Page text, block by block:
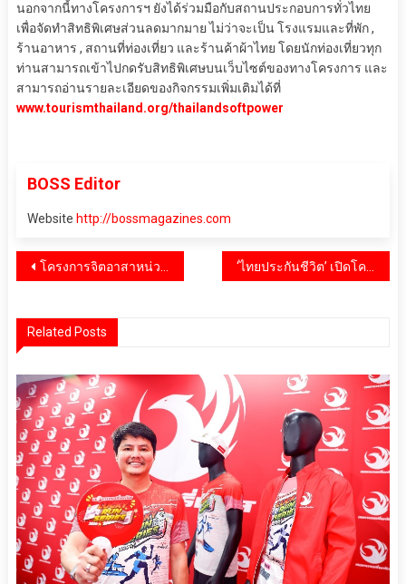
นอกจากนี้ทางโครงการฯ ยังได้ร่วมมือกับสถานประกอบการทั่วไทย
เพื่อจัดทำสิทธิพิเศษส่วนลดมากมาย ไม่ว่าจะเป็น โรงแรมและที่พัก ,
ร้านอาหาร , สถานที่ท่องเที่ยว และร้านค้าผ้าไทย โดยนักท่องเที่ยวทุก
ท่านสามารถเข้าไปกดรับสิทธิพิเศษบนเว็บไซต์ของทางโครงการ และ
สามารถอ่านรายละเอียดของกิจกรรมเพิ่มเติมได้ที่
www.tourismthailand.org/thailandsoftpower
BOSS Editor
Website http://bossmagazines.com
แนะแนว
โครงการจิตอาสาหน่วยพระราชทานและประชาชนจิตอาสาเขตตลิ่งชัน จังหวัด กทม ร่วมทำความดีด้วยหัวใจ ‘ไทยประกันชีวิต’ เปิดโครงการ ‘ไทยประกันชีวิต เสริมโอกาส สร้างอาชีพ’ จัดอบรมสอนทำอาหาร สร้างอาชีพยั่งยืน นำร่อง 5 จว.
Related Posts